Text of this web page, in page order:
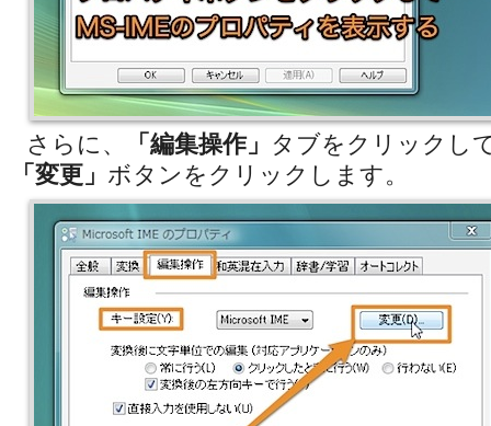
さらに、 「編集操作」 タブをクリックし
「変更」 ボタンをクリックします。